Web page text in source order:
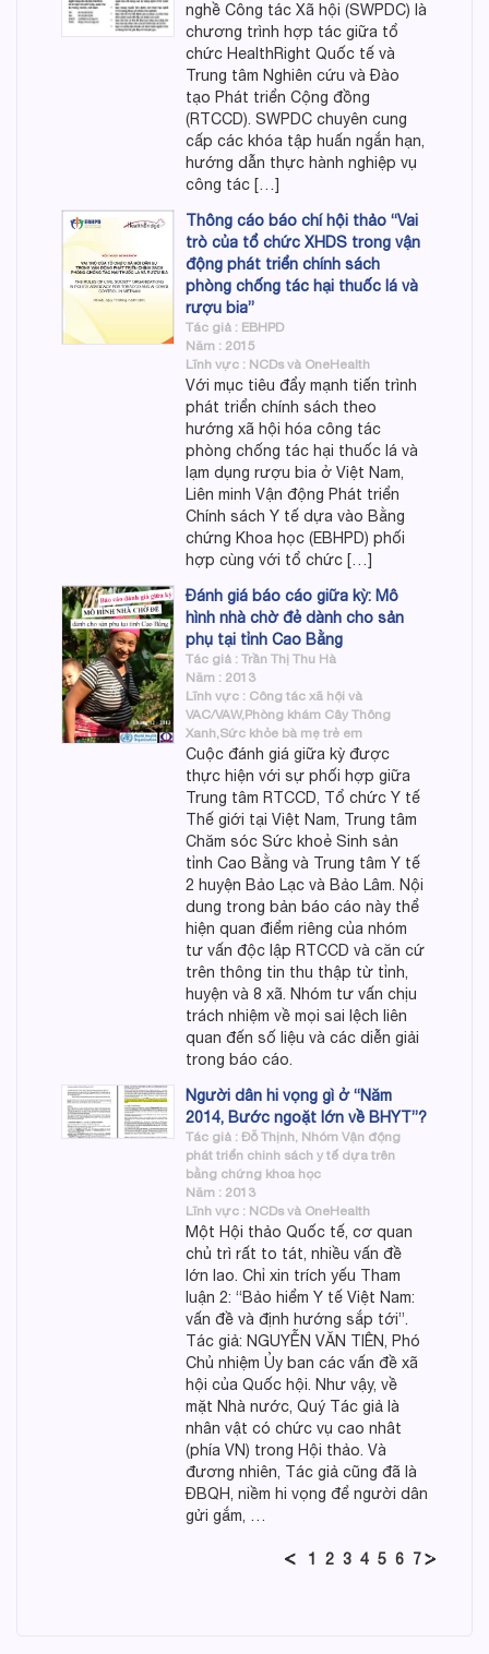
nghề Công tác Xã hội (SWPDC) là
chương trình hợp tác giữa tổ
chức HealthRight Quốc tế và
Trung tâm Nghiên cứu và Đào
tạo Phát triển Cộng đồng
(RTCCD). SWPDC chuyên cung
cấp các khóa tập huấn ngắn hạn,
hướng dẫn thực hành nghiệp vụ
công tác […]
Thông cáo báo chí hội thảo “Vai
trò của tổ chức XHDS trong vận
động phát triển chính sách
phòng chống tác hại thuốc lá và
rượu bia”
Tác giả : EBHPD
Năm : 2015
Lĩnh vực : NCDs và OneHealth
Với mục tiêu đẩy mạnh tiến trình
phát triển chính sách theo
hướng xã hội hóa công tác
phòng chống tác hại thuốc lá và
lạm dụng rượu bia ở Việt Nam,
Liên minh Vận động Phát triển
Chính sách Y tế dựa vào Bằng
chứng Khoa học (EBHPD) phối
hợp cùng với tổ chức […]
Đánh giá báo cáo giữa kỳ: Mô
hình nhà chờ đẻ dành cho sản
phụ tại tỉnh Cao Bằng
Tác giả : Trần Thị Thu Hà
Năm : 2013
Lĩnh vực : Công tác xã hội và
VAC/VAW,Phòng khám Cây Thông
Xanh,Sức khỏe bà mẹ trẻ em
Cuộc đánh giá giữa kỳ được
thực hiện với sự phối hợp giữa
Trung tâm RTCCD, Tổ chức Y tế
Thế giới tại Việt Nam, Trung tâm
Chăm sóc Sức khoẻ Sinh sản
tỉnh Cao Bằng và Trung tâm Y tế
2 huyện Bảo Lạc và Bảo Lâm. Nội
dung trong bản báo cáo này thể
hiện quan điểm riêng của nhóm
tư vấn độc lập RTCCD và căn cứ
trên thông tin thu thập từ tỉnh,
huyện và 8 xã. Nhóm tư vấn chịu
trách nhiệm về mọi sai lệch liên
quan đến số liệu và các diễn giải
trong báo cáo.
Người dân hi vọng gì ở “Năm
2014, Bước ngoặt lớn về BHYT”?
Tác giả : Đỗ Thịnh, Nhóm Vận động
phát triển chinh sách y tế dựa trên
bằng chứng khoa học
Năm : 2013
Lĩnh vực : NCDs và OneHealth
Một Hội thảo Quốc tế, cơ quan
chủ trì rất to tát, nhiều vấn đề
lớn lao. Chỉ xin trích yếu Tham
luận 2: “Bảo hiểm Y tế Việt Nam:
vấn đề và định hướng sắp tới”.
Tác giả: NGUYỄN VĂN TIÊN, Phó
Chủ nhiệm Ủy ban các vấn đề xã
hội của Quốc hội. Như vậy, về
mặt Nhà nước, Quý Tác giả là
nhân vật có chức vụ cao nhât
(phía VN) trong Hội thảo. Và
đương nhiên, Tác giả cũng đã là
ĐBQH, niềm hi vọng để người dân
gửi gắm, …
1 2 3 4 5 6 7